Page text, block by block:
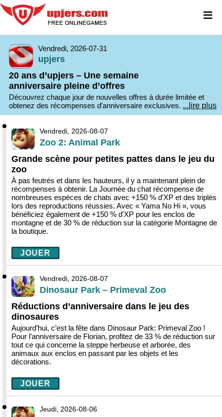
Vendredi, 2026-07-31
upjers
20 ans d’upjers – Une semaine
anniversaire pleine d’offres
Découvrez chaque jour de nouvelles offres à durée limitée et
obtenez des récompenses d’anniversaire exclusives. ...lire plus
Vendredi, 2026-08-07
Zoo 2: Animal Park
Grande scène pour petites pattes dans le jeu du
zoo
À pas feutrés et dans les hauteurs, il y a maintenant plein de
récompenses à obtenir. La Journée du chat récompense de
nombreuses espèces de chats avec +150 % d'XP et des triplés
lors des reproductions réussies. Avec « Yama No Hi », vous
bénéficiez également de +150 % d'XP pour les enclos de
montagne et de 30 % de réduction sur la catégorie Montagne de
la boutique.
JOUER
Vendredi, 2026-08-07
Dinosaur Park – Primeval Zoo
Réductions d’anniversaire dans le jeu des
dinosaures
Aujourd’hui, c’est la fête dans Dinosaur Park: Primeval Zoo !
Pour l’anniversaire de Florian, profitez de 33 % de réduction sur
tout ce qui concerne la steppe herbeuse et arborée, des
animaux aux enclos en passant par les objets et les
décorations.
JOUER
Jeudi, 2026-08-06
≡